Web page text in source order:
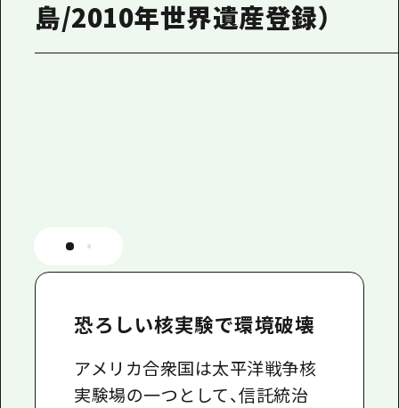
島/2010年世界遺産登録）
恐ろしい核実験で環境破壊
アメリカ合衆国は太平洋戦争核
実験場の一つとして、信託統治